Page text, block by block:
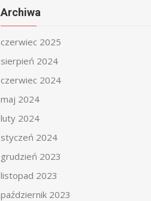
Archiwa
czerwiec 2025
sierpień 2024
czerwiec 2024
maj 2024
luty 2024
styczeń 2024
grudzień 2023
listopad 2023
październik 2023